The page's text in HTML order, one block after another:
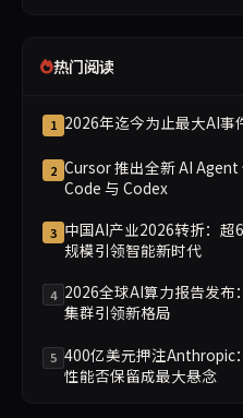
热门阅读
1 2026年迄今为止最大AI事
2 Cursor 推出全新 AI
Code 与 Codex
3 中国AI产业2026转折：超
规模引领智能新时代
4 2026全球AI算力报告发布
集群引领新格局
5 400亿美元押注Anthropic
性能否保留成最大悬念